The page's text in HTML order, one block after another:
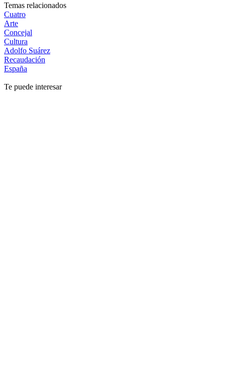
Temas relacionados
Cuatro
Arte
Concejal
Cultura
Adolfo Suárez
Recaudación
España
Te puede interesar